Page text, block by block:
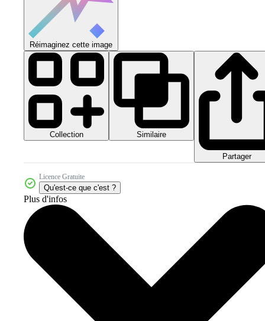
Réimaginez cette image
Collection Similaire
Partager
Licence Gratuite
Qu'est-ce que c'est ?
Plus d'infos